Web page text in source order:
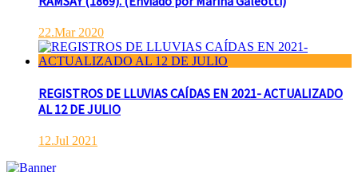
22.Mar 2020
REGISTROS DE LLUVIAS CAÍDAS EN 2021- ACTUALIZADO
AL 12 DE JULIO
12.Jul 2021